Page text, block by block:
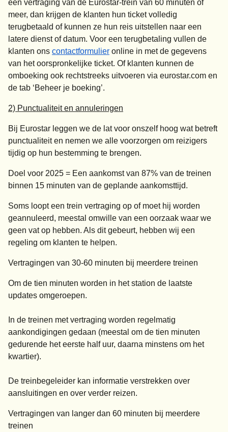
een vertraging van de Eurostar-trein van 60 minuten of
meer, dan krijgen de klanten hun ticket volledig
terugbetaald of kunnen ze hun reis uitstellen naar een
latere dienst of datum. Voor een terugbetaling vullen de
klanten ons contactformulier online in met de gegevens
van het oorspronkelijke ticket. Of klanten kunnen de
omboeking ook rechtstreeks uitvoeren via eurostar.com en
de tab ‘Beheer je boeking’.
2) Punctualiteit en annuleringen
Bij Eurostar leggen we de lat voor onszelf hoog wat betreft
punctualiteit en nemen we alle voorzorgen om reizigers
tijdig op hun bestemming te brengen.
Doel voor 2025 = Een aankomst van 87% van de treinen
binnen 15 minuten van de geplande aankomsttijd.
Soms loopt een trein vertraging op of moet hij worden
geannuleerd, meestal omwille van een oorzaak waar we
geen vat op hebben. Als dit gebeurt, hebben wij een
regeling om klanten te helpen.
Vertragingen van 30-60 minuten bij meerdere treinen
Om de tien minuten worden in het station de laatste
updates omgeroepen.
In de treinen met vertraging worden regelmatig
aankondigingen gedaan (meestal om de tien minuten
gedurende het eerste half uur, daarna minstens om het
kwartier).
De treinbegeleider kan informatie verstrekken over
aansluitingen en over verder reizen.
Vertragingen van langer dan 60 minuten bij meerdere
treinen